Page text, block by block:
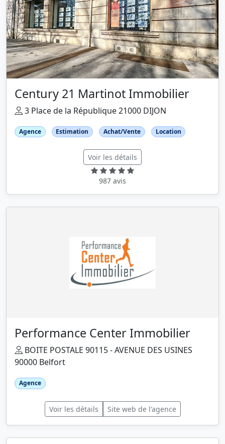
Century 21 Martinot Immobilier
3 Place de la République 21000 DIJON
Agence Estimation Achat/Vente Location
Voir les détails
987 avis
Performance Center Immobilier
BOITE POSTALE 90115 - AVENUE DES USINES
90000 Belfort
Agence
Voir les détails Site web de l'agence